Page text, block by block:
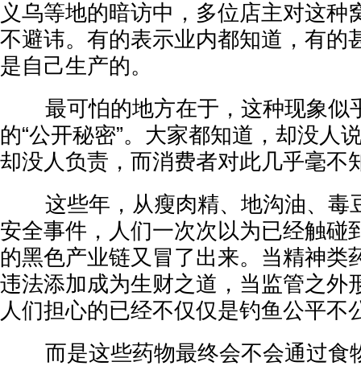
义乌等地的暗访中，多位店主对这种
不避讳。有的表示业内都知道，有的
是自己生产的。
最可怕的地方在于，这种现象似
的“公开秘密”。大家都知道，却没人
却没人负责，而消费者对此几乎毫不
这些年，从瘦肉精、地沟油、毒
安全事件，人们一次次以为已经触碰
的黑色产业链又冒了出来。当精神类
违法添加成为生财之道，当监管之外
人们担心的已经不仅仅是钓鱼公平不
而是这些药物最终会不会通过食